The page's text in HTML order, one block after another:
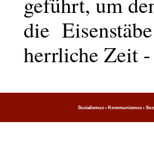
die
herrliche Zeit
Sozialismus • Kommunismus •